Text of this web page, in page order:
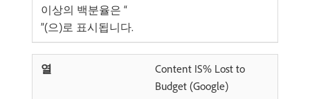
이상의 백분율은 “
”(으)로 표시됩니다.
Content IS% Lost to
Budget (Google)